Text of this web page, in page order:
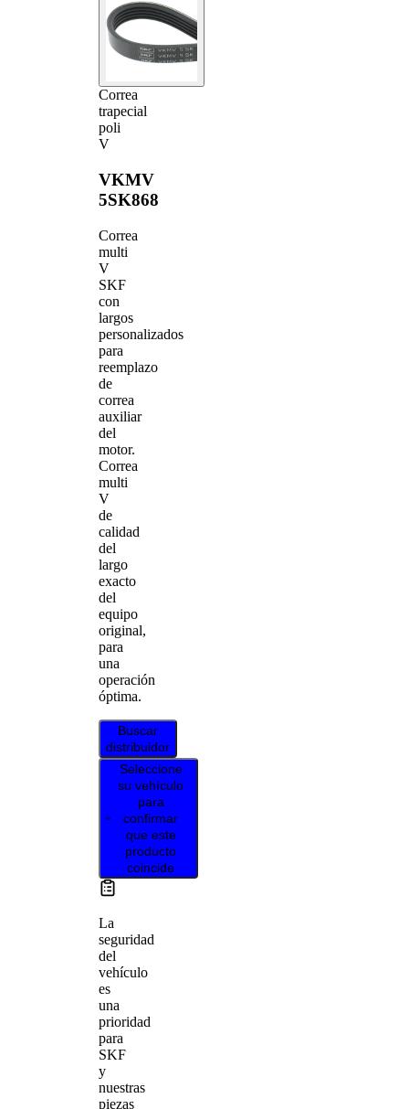
Correa
trapecial
poli
V
VKMV
5SK868
Correa
multi
V
SKF
con
largos
personalizados
para
reemplazo
de
correa
auxiliar
del
motor.
Correa
multi
V
de
calidad
del
largo
exacto
del
equipo
original,
para
una
operación
óptima.
Buscar
distribuidor
Seleccione
su vehículo
para
confirmar
que este
producto
coincide
La
seguridad
del
vehículo
es
una
prioridad
para
SKF
y
nuestras
piezas